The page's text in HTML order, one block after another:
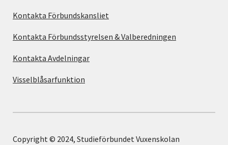
Kontakta Förbundskansliet
Kontakta Förbundsstyrelsen & Valberedningen
Kontakta Avdelningar
Visselblåsarfunktion
Copyright © 2024, Studieförbundet Vuxenskolan